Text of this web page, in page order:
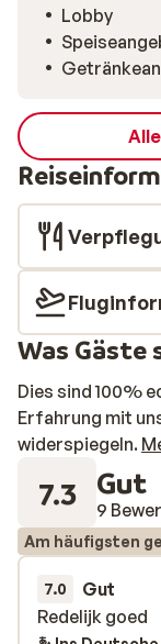
Lobby
Was Gäste
Dies sind 100%
Erfahrung mit
widerspiegeln.
7.3 Gut
9
Am häufigsten
7.0 Gut
Redelijk goed
Redelijk goed